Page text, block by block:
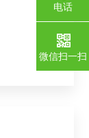
电话
微信扫一扫